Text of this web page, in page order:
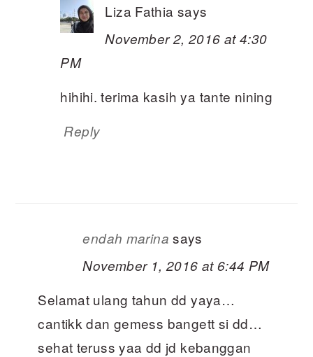
Liza Fathia says
November 2, 2016 at 4:30
PM
hihihi. terima kasih ya tante nining
Reply
endah marina says
November 1, 2016 at 6:44 PM
Selamat ulang tahun dd yaya…
cantikk dan gemess bangett si dd…
sehat teruss yaa dd jd kebanggan